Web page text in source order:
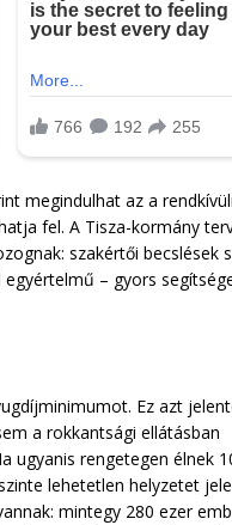
megindulhat az a rendkívüli
fel. A Tisza-kormány
szakértői becslések
– gyors
Ez azt
a rokkantsági ellátásban
ugyanis rengetegen élnek
lehetetlen helyzetet
mintegy 280 ezer